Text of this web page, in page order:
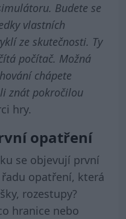
Budete se
vlastních
ze skutečnosti. Ty
počítač. Možná
chápete
znát pokročilou
hry.
opatření
se objevují první
opatření, která
rozestupy?
hranice nebo